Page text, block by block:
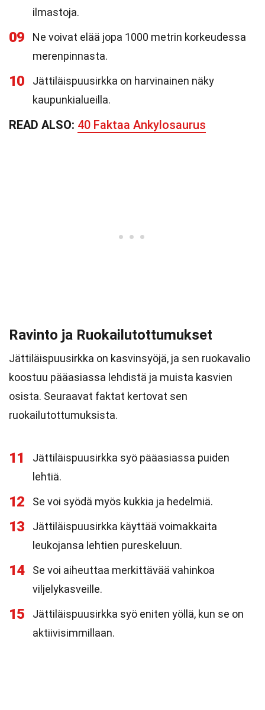
ilmastoja.
09
Ne voivat elää jopa 1000 metrin korkeudessa
merenpinnasta.
10
Jättiläispuusirkka on harvinainen näky
kaupunkialueilla.
READ ALSO: 40 Faktaa Ankylosaurus
Ravinto ja Ruokailutottumukset
Jättiläispuusirkka on kasvinsyöjä, ja sen ruokavalio
koostuu pääasiassa lehdistä ja muista kasvien
osista. Seuraavat faktat kertovat sen
ruokailutottumuksista.
11
Jättiläispuusirkka syö pääasiassa puiden
lehtiä.
12 Se voi syödä myös kukkia ja hedelmiä.
13
Jättiläispuusirkka käyttää voimakkaita
leukojansa lehtien pureskeluun.
14
Se voi aiheuttaa merkittävää vahinkoa
viljelykasveille.
15
Jättiläispuusirkka syö eniten yöllä, kun se on
aktiivisimmillaan.